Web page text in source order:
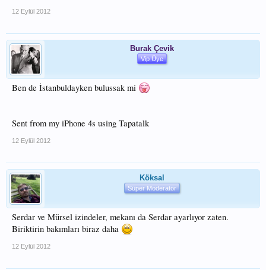
12 Eylül 2012
Burak Çevik
Vip Üye
Ben de İstanbuldayken bulussak mi
Sent from my iPhone 4s using Tapatalk
12 Eylül 2012
Köksal
Süper Moderatör
Serdar ve Mürsel izindeler, mekanı da Serdar ayarlıyor zaten.
Biriktirin bakımları biraz daha
12 Eylül 2012